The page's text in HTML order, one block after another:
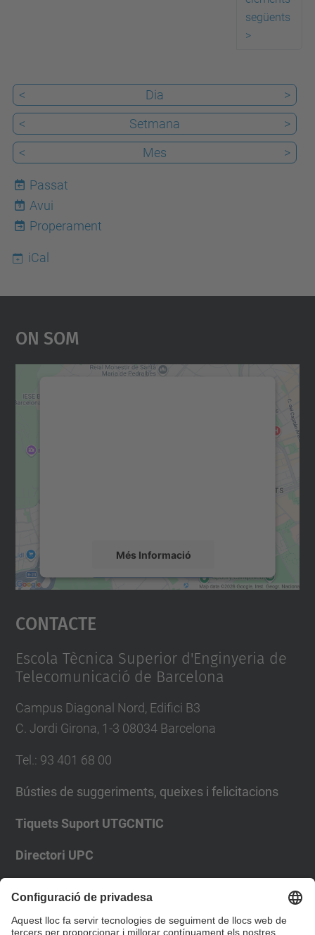
següents
>
< Dia
>
<
Setmana
>
<
Mes >
Passat
9
Avui
Properament
iCal
On Som
Més Informació
Accepta
powered by
Contacte
Escola Tècnica Superior d'Enginyeria de
Telecomunicació de Barcelona
Campus Diagonal Nord, Edifici B3
C. Jordi Girona, 1-3 08034 Barcelona
Tel. : 93 401 68 00
Bústies de suggeriments, queixes i felicitacions
Tiquets Suport UTGCNTIC
Directori UPC